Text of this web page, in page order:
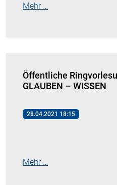
Mehr …
Öffentliche
GLAUBEN – WISSEN
28.04.2021 18:15
Mehr …